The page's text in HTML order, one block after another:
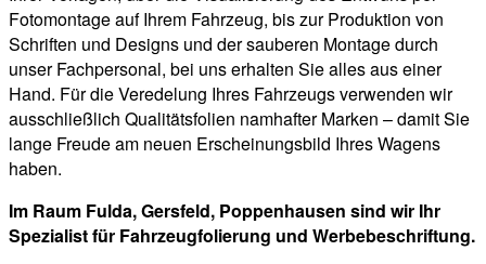
Fotomontage auf Ihrem Fahrzeug, bis zur Produktion von
Schriften und Designs und der sauberen Montage durch
unser Fachpersonal, bei uns erhalten Sie alles aus einer
Hand. Für die Veredelung Ihres Fahrzeugs verwenden wir
ausschließlich Qualitätsfolien namhafter Marken – damit Sie
lange Freude am neuen Erscheinungsbild Ihres Wagens
haben.
Im Raum Fulda, Gersfeld, Poppenhausen sind wir Ihr
Spezialist für Fahrzeugfolierung und Werbebeschriftung.